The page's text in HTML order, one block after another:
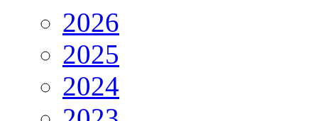
2026
2025
2024